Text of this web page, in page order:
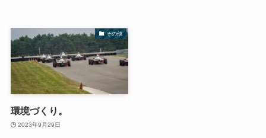
その他
環境づくり。
2023年9月29日